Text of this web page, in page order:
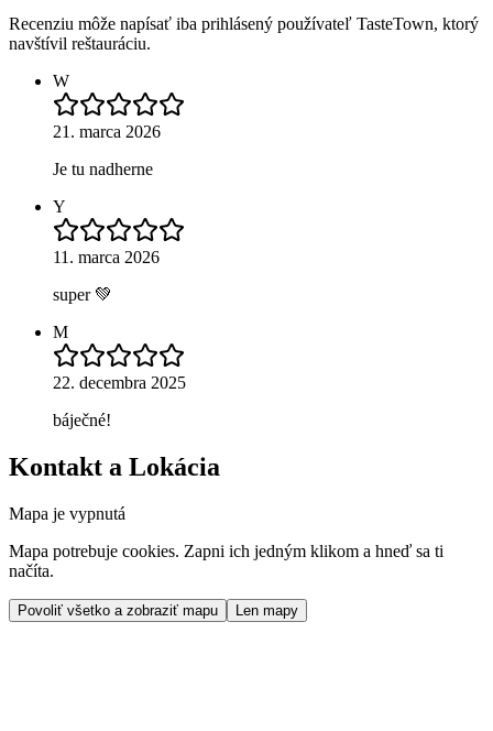
Recenziu môže napísať iba prihlásený používateľ TasteTown, ktorý
navštívil reštauráciu.
W
21. marca 2026
Je tu nadherne
Y
11. marca 2026
super 💚
M
22. decembra 2025
báječné!
Kontakt a Lokácia
Mapa je vypnutá
Mapa potrebuje cookies. Zapni ich jedným klikom a hneď sa ti
načíta.
Povoliť všetko a zobraziť mapu Len mapy